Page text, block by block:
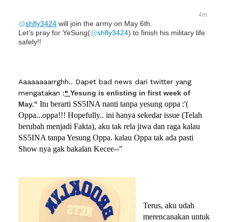
4m
@shfly3424 will join the army on May 6th.
Let’s pray for YeSung(@shfly3424) to finish his military life
safely!!
Aaaaaaaarrghh.. Dapet bad news dari twitter yang
mengatakan :" Yesung is enlisting in first week of
May." Itu berarti SS5INA nanti tanpa yesung oppa :'(
Oppa...oppa!!! Hopefully.. ini hanya sekedar issue (Telah
berubah menjadi Fakta), aku tak rela jiwa dan raga kalau
SS5INA tanpa Yesung Oppa. kalau Oppa tak ada pasti
Show nya gak bakalan Kecee--"
Terus, aku udah
merencanakan untuk